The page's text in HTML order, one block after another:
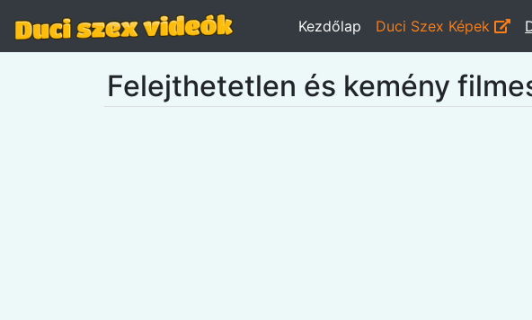
Kezdőlap Duci Szex Képek
Felejthetetlen és kemény